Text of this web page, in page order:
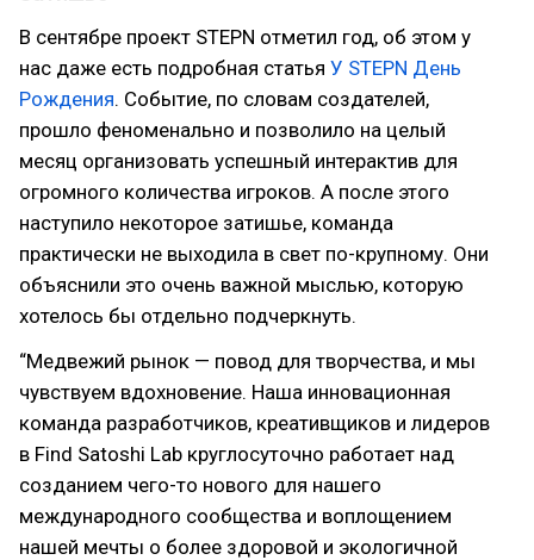
В сентябре проект STEPN отметил год, об этом у
нас даже есть подробная статья У STEPN День
Рождения. Событие, по словам создателей,
прошло феноменально и позволило на целый
месяц организовать успешный интерактив для
огромного количества игроков. А после этого
наступило некоторое затишье, команда
практически не выходила в свет по-крупному. Они
объяснили это очень важной мыслью, которую
хотелось бы отдельно подчеркнуть.
“Медвежий рынок — повод для творчества, и мы
чувствуем вдохновение. Наша инновационная
команда разработчиков, креативщиков и лидеров
в Find Satoshi Lab круглосуточно работает над
созданием чего-то нового для нашего
международного сообщества и воплощением
нашей мечты о более здоровой и экологичной